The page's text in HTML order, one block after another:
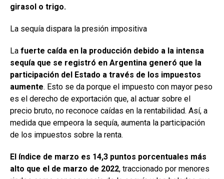
girasol o trigo.
La sequía dispara la presión impositiva
La fuerte caída en la producción debido a la intensa
sequía que se registró en Argentina generó que la
participación del Estado a través de los impuestos
aumente. Esto se da porque el impuesto con mayor peso
es el derecho de exportación que, al actuar sobre el
precio bruto, no reconoce caídas en la rentabilidad. Así, a
medida que empeora la sequía, aumenta la participación
de los impuestos sobre la renta.
El índice de marzo es 14,3 puntos porcentuales más
alto que el de marzo de 2022, traccionado por menores